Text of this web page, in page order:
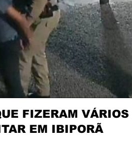
FIZERAM VÁRIOS
EM IBIPORÃ